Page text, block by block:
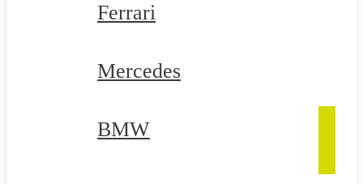
Ferrari
Mercedes
BMW